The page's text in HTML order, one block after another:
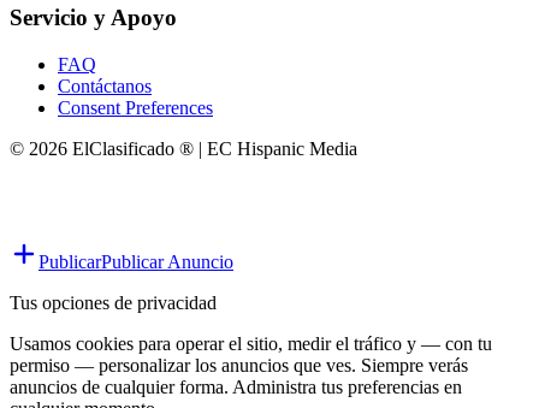
Servicio y Apoyo
FAQ
Contáctanos
Consent Preferences
© 2026 ElClasificado ® | EC Hispanic Media
PublicarPublicar Anuncio
Tus opciones de privacidad
Usamos cookies para operar el sitio, medir el tráfico y — con tu
permiso — personalizar los anuncios que ves. Siempre verás
anuncios de cualquier forma. Administra tus preferencias en